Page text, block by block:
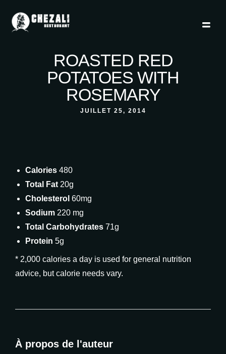
ROASTED RED
POTATOES WITH
ROSEMARY
JUILLET 25, 2014
Calories 480
Total Fat 20g
Cholesterol 60mg
Sodium 220 mg
Total Carbohydrates 71g
Protein 5g
* 2,000 calories a day is used for general nutrition
advice, but calorie needs vary.
À propos de l'auteur